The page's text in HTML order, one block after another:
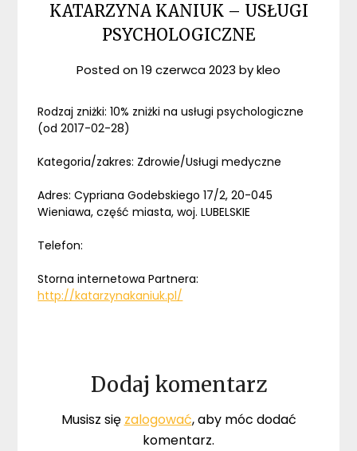
KATARZYNA KANIUK – USŁUGI
PSYCHOLOGICZNE
Posted on19 czerwca 2023 bykleo
Rodzaj zniżki: 10% zniżki na usługi psychologiczne
(od 2017-02-28)
Kategoria/zakres: Zdrowie/Usługi medyczne
Adres: Cypriana Godebskiego 17/2, 20-045
Wieniawa, część miasta, woj. LUBELSKIE
Telefon:
Storna internetowa Partnera:
http://katarzynakaniuk.pl/
Dodaj komentarz
Musisz się zalogować, aby móc dodać
komentarz.